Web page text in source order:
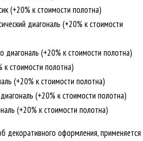
декоративного оформления, применяется